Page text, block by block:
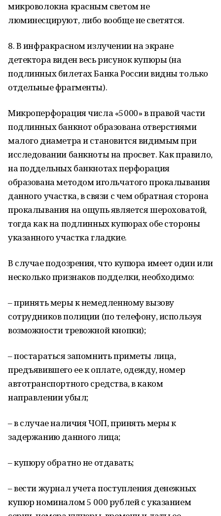
микроволокна красным светом не
люминесцируют, либо вообще не светятся.
8. В инфракрасном излучении на экране
детектора виден весь рисунок купюры (на
подлинных билетах Банка России видны только
отдельные фрагменты).
Микроперфорация числа «5000» в правой части
подлинных банкнот образована отверстиями
малого диаметра и становится видимым при
исследовании банкноты на просвет. Как правило,
на поддельных банкнотах перфорация
образована методом игольчатого прокалывания
данного участка, в связи с чем обратная сторона
прокалывания на ощупь является шероховатой,
тогда как на подлинных купюрах обе стороны
указанного участка гладкие.
В случае подозрения, что купюра имеет один или
несколько признаков подделки, необходимо:
– принять меры к немедленному вызову
сотрудников полиции (по телефону, используя
возможности тревожной кнопки);
– постараться запомнить приметы лица,
предъявившего ее к оплате, одежду, номер
автотранспортного средства, в каком
направлении убыл;
– в случае наличия ЧОП, принять меры к
задержанию данного лица;
– купюру обратно не отдавать;
– вести журнал учета поступления денежных
купюр номиналом 5 000 рублей с указанием